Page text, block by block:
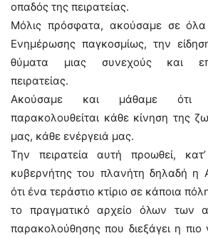
οπαδός της πειρατείας.
Μόλις πρόσφατα, ακούσαμε σε
Ενημέρωσης παγκοσμίως, την
θύματα μιας συνεχούς και
πειρατείας.
Ακούσαμε και μάθαμε ότι
παρακολουθείται κάθε κίνηση της
μας, κάθε ενέργειά μας.
Την πειρατεία αυτή προωθεί,
κυβερνήτης του πλανήτη δηλαδή η
ότι ένα τεράστιο κτίριο σε κάποια
το πραγματικό αρχείο όλων των
παρακολούθησης που διεξάγει η πιο